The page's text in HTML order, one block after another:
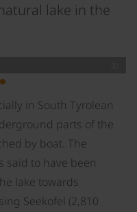
lake in the
in South Tyrolean
parts of the
by boat. The
said to have been
lake towards
Seekofel (2,810